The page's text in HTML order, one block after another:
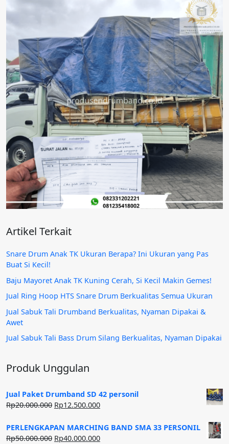
Artikel Terkait
Snare Drum Anak TK Ukuran Berapa? Ini Ukuran yang Pas
Buat Si Kecil!
Baju Mayoret Anak TK Kuning Cerah, Si Kecil Makin Gemes!
Jual Ring Hoop HTS Snare Drum Berkualitas Semua Ukuran
Jual Sabuk Tali Drumband Berkualitas, Nyaman Dipakai &
Awet
Jual Sabuk Tali Bass Drum Silang Berkualitas, Nyaman Dipakai
Produk Unggulan
Jual Paket Drumband SD 42 personil
Rp20.000.000 Harga
adalah:
Rp20.000.000.
Rp12.500.000Harga
ini
adalah:
PERLENGKAPAN MARCHING BAND SMA 33 PERSONIL
Rp50.000.000 Harga
Rp40.000.000Harga